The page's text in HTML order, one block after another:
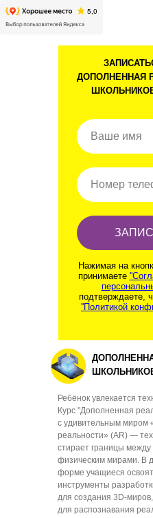
ДОПОЛНЕННАЯ
Ребёнок увлекается
Курс "Дополненная
с удивительным миром
реальности» (AR) —
стирает границы
физическим мирами. В
форме учащиеся
инструменты
для создания 3D-
для распознавания
Ваше имя
Номер
Нажимая на
принимаете
подтверждаете,
''Политикой